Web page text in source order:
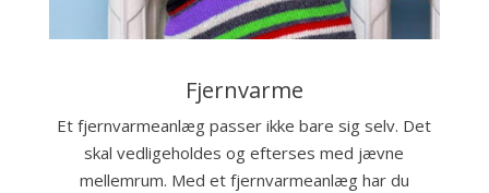
Fjernvarme
Et fjernvarmeanlæg passer ikke bare sig selv. Det
skal vedligeholdes og efterses med jævne
mellemrum. Med et fjernvarmeanlæg har du